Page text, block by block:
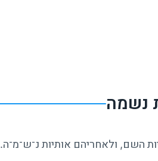
נשמה
השם, ולאחריהם אותיות נ־ש־מ־ה.